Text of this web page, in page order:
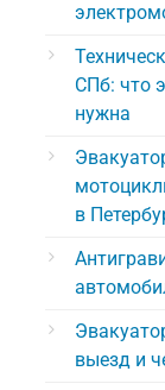
СПб: что
нужна
в
выезд и